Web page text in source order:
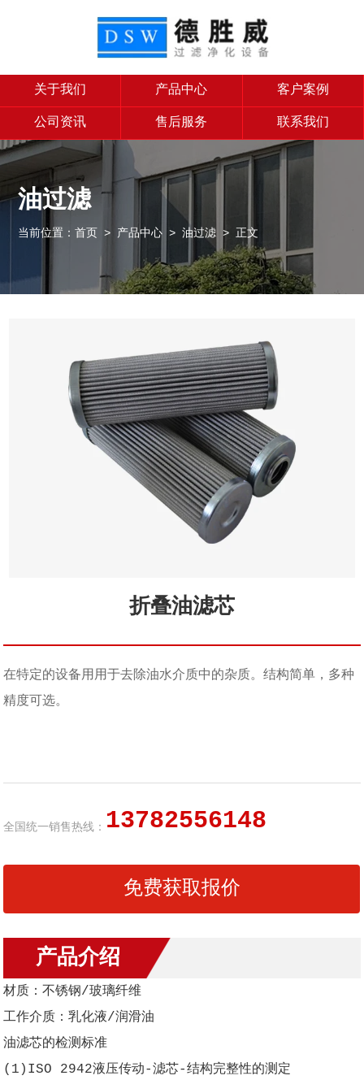
关于我们 产品中心 客户案例
公司资讯 售后服务 联系我们
油过滤
当前位置：首页 > 产品中心 >油过滤 > 正文
折叠油滤芯
在特定的设备用用于去除油水介质中的杂质。结构简单，多种
精度可选。
全国统一销售热线： 13782556148
免费获取报价
产品介绍
材质：不锈钢/玻璃纤维
工作介质：乳化液/润滑油
油滤芯的检测标准
(1)ISO 2942液压传动-滤芯-结构完整性的测定